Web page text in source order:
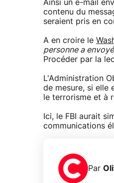
Ainsi un e-mail
contenu du
seraient pris en
A en croire le
personne a
Procéder par la
L'Administration
de mesure, si elle
le terrorisme et à
Ici, le FBI aurait
communications
Par